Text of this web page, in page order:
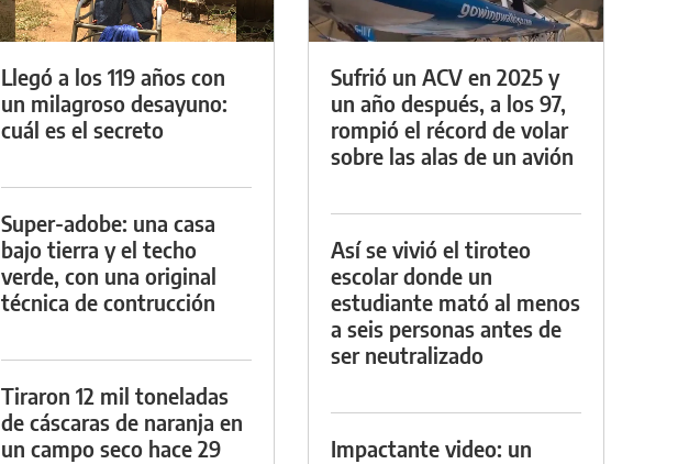
Llegó a los 119 años con
un milagroso desayuno:
cuál es el secreto
Super-adobe: una casa
bajo tierra y el techo
verde, con una original
técnica de contrucción
Tiraron 12 mil toneladas
de cáscaras de naranja en
un campo seco hace 29
Sufrió un ACV en 2025 y
un año después, a los 97,
rompió el récord de volar
sobre las alas de un avión
Así se vivió el tiroteo
escolar donde un
estudiante mató al menos
a seis personas antes de
ser neutralizado
Impactante video: un